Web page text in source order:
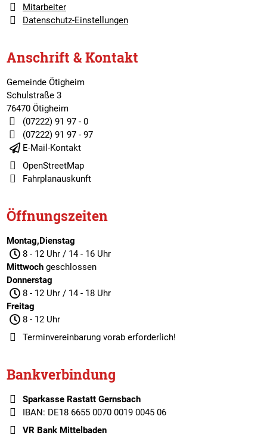
Mitarbeiter
Datenschutz-Einstellungen
Anschrift & Kontakt
Gemeinde Ötigheim
Schulstraße 3
76470 Ötigheim
(07222) 91 97 - 0
(07222) 91 97 - 97
E-Mail-Kontakt
OpenStreetMap
Fahrplanauskunft
Öffnungszeiten
Montag,Dienstag
8 - 12 Uhr / 14 - 16 Uhr
Mittwochgeschlossen
Donnerstag
8 - 12 Uhr / 14 - 18 Uhr
Freitag
8 - 12 Uhr
Terminvereinbarungvorab erforderlich!
Bankverbindung
Sparkasse Rastatt Gernsbach
IBAN: DE18 6655 0070 0019 0045 06
VR Bank Mittelbaden